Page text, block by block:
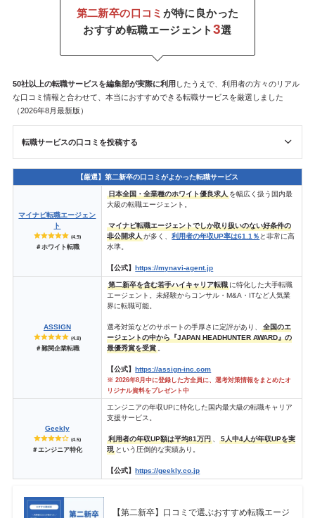
第二新卒の口コミ が特に良かった
おすすめ転職エージェント 3選
50社以上の転職サービスを編集部が実際に利用 したうえで、利用者の方々のリアル
な口コミ情報と合わせて、本当におすすめできる転職サービスを厳選しました
（2026年8月最新版）
転職サービスの口コミを投稿する
【厳選】第二新卒の口コミがよかった転職サービス
マイナビ転職エージェン
ト
(4.9)
＃ホワイト転職
日本全国・全業種のホワイト優良求人 を幅広く扱う国内最
大級の転職エージェント。
マイナビ転職エージェントでしか取り扱いのない好条件の
非公開求人 が多く、利用者の年収UP率は61.1％ と非常に高
水準。
【公式】https://mynavi-agent.jp
ASSIGN
(4.8)
＃難関企業転職
第二新卒を含む若手ハイキャリア転職 に特化した大手転職
エージェント。未経験からコンサル・M&A・ITなど人気業
界に転職可能。
選考対策などのサポートの手厚さに定評があり、
全国のエ
ージェントの中から『JAPAN HEADHUNTER AWARD』の
最優秀賞を受賞
【公式】https://assign-inc.com
※ 2026年8月中に登録した方全員に、選考対策情報をまとめたオ
リジナル資料をプレゼント中
Geekly
(4.5)
＃エンジニア特化
エンジニアの年収UPに特化した国内最大級の転職キャリア
支援サービス。
利用者の年収UP額は平均81万円
5人中4人が年収UPを実
現 という圧倒的な実績あり。
【公式】https://geekly.co.jp
【第二新卒】口コミで選ぶおすすめ転職エージ